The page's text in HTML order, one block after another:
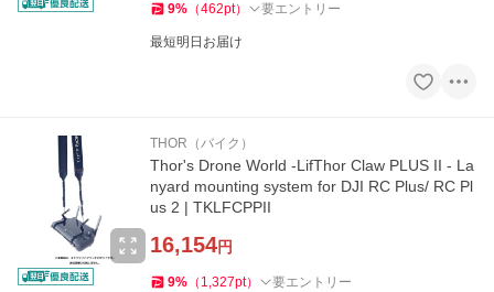
9% （462pt） 要エントリー
最短明日お届け
THOR（バイク）
Thor's Drone World -LifThor Claw PLUS II - La
nyard mounting system for DJI RC Plus/ RC Pl
us 2 | TKLFCPPII
16,154円
9% （ 1,327pt） 要エントリー